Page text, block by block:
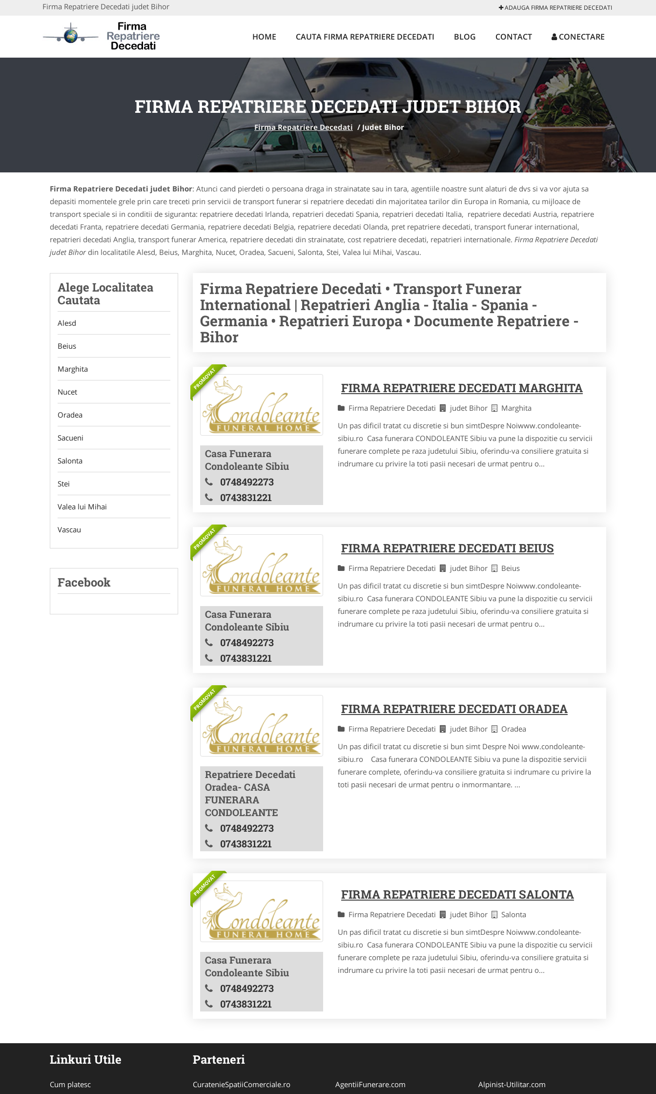
Firma Repatriere Decedati judet Bihor ADAUGA FIRMA REPATRIERE DECEDATI
HOME CAUTA FIRMA REPATRIERE DECEDATI BLOG CONTACT CONECTARE
FIRMA REPATRIERE DECEDATI JUDET BIHOR
Firma Repatriere Decedati / Judet Bihor
Firma Repatriere Decedati judet Bihor: Atunci cand pierdeti o persoana draga in strainatate sau in tara, agentiile noastre sunt alaturi de dvs si va vor ajuta sa
depasiti momentele grele prin care treceti prin servicii de transport funerar si repatriere decedati din majoritatea tarilor din Europa in Romania, cu mijloace de
transport speciale si in conditii de siguranta: repatriere decedati Irlanda, repatrieri decedati Spania, repatrieri decedati Italia, repatriere decedati Austria, repatriere
decedati Franta, repatriere decedati Germania, repatriere decedati Belgia, repatriere decedati Olanda, pret repatriere decedati, transport funerar international,
repatrieri decedati Anglia, transport funerar America, repatriere decedati din strainatate, cost repatriere decedati, repatrieri internationale. Firma Repatriere Decedati
judet Bihordin localitatile Alesd, Beius, Marghita, Nucet, Oradea, Sacueni, Salonta, Stei, Valea lui Mihai, Vascau.
Alege Localitatea
Cautata
Alesd
Beius
Marghita
Nucet
Oradea
Sacueni
Salonta
Stei
Valea lui Mihai
Vascau
Facebook
Firma Repatriere Decedati • Transport Funerar
International | Repatrieri Anglia - Italia - Spania -
Germania • Repatrieri Europa • Documente Repatriere -
Bihor
PROMOVAT
Casa Funerara
Condoleante Sibiu
0748492273
0743831221
FIRMA REPATRIERE DECEDATI MARGHITA
Firma Repatriere Decedati judet Bihor
Marghita
Un pas dificil tratat cu discretie si bun simtDespre Noiwww.condoleante-
sibiu.ro Casa funerara CONDOLEANTE Sibiu va pune la dispozitie cu servicii
funerare complete pe raza judetului Sibiu, oferindu-va consiliere gratuita si
indrumare cu privire la toti pasii necesari de urmat pentru o...
PROMOVAT
Casa Funerara
Condoleante Sibiu
0748492273
0743831221
FIRMA REPATRIERE DECEDATI BEIUS
Firma Repatriere Decedati judet Bihor
Beius
Un pas dificil tratat cu discretie si bun simtDespre Noiwww.condoleante-
sibiu.ro Casa funerara CONDOLEANTE Sibiu va pune la dispozitie cu servicii
funerare complete pe raza judetului Sibiu, oferindu-va consiliere gratuita si
indrumare cu privire la toti pasii necesari de urmat pentru o...
PROMOVAT
Repatriere Decedati
Oradea- CASA
FUNERARA
CONDOLEANTE
0748492273
0743831221
FIRMA REPATRIERE DECEDATI ORADEA
Firma Repatriere Decedati judet Bihor
Oradea
Un pas dificil tratat cu discretie si bun simt Despre Noi www.condoleante-
sibiu.ro Casa funerara CONDOLEANTE Sibiu va pune la dispozitie servicii
funerare complete, oferindu-va consiliere gratuita si indrumare cu privire la
toti pasii necesari de urmat pentru o inmormantare. ...
PROMOVAT
Casa Funerara
Condoleante Sibiu
0748492273
0743831221
FIRMA REPATRIERE DECEDATI SALONTA
Firma Repatriere Decedati judet Bihor
Salonta
Un pas dificil tratat cu discretie si bun simtDespre Noiwww.condoleante-
sibiu.ro Casa funerara CONDOLEANTE Sibiu va pune la dispozitie cu servicii
funerare complete pe raza judetului Sibiu, oferindu-va consiliere gratuita si
indrumare cu privire la toti pasii necesari de urmat pentru o...
Linkuri Utile
Cum platesc
Parteneri
CuratenieSpatiiComerciale.ro
AgentiiFunerare.com
Alpinist-Utilitar.com